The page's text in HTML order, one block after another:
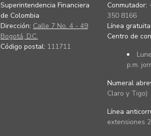
Superintendencia Financiera
de Colombia
Dirección: Calle 7 No. 4 - 49
Bogotá, D.C.
Código postal: 111711
Conmutador:
350 8166
Línea
Centro de
p.m.
Numeral
Claro y Tigo)
Línea
extensiones